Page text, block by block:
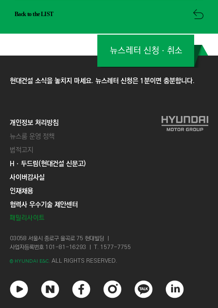
Back to the LIST
현대건설 소식을 놓치지 마세요. 뉴스레터 신청은 1분이면 충분합니다.
뉴스레터 신청ㆍ취소
개인정보 처리방침
뉴스룸 운영 정책
법적고지
Hㆍ두드림(현대건설 신문고)
사이버감사실
인재채용
협력사 우수기술 제안센터
패밀리사이트
03058 서울시 종로구 율곡로 75 현대빌딩 ㅣ
사업자등록번호 101-81-16293 ㅣ T. 1577-7755
© HYUNDAI E&C. ALL RIGHTS RESERVED.